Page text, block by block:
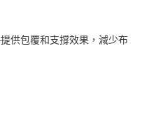
供包覆和支撐效果，減少布